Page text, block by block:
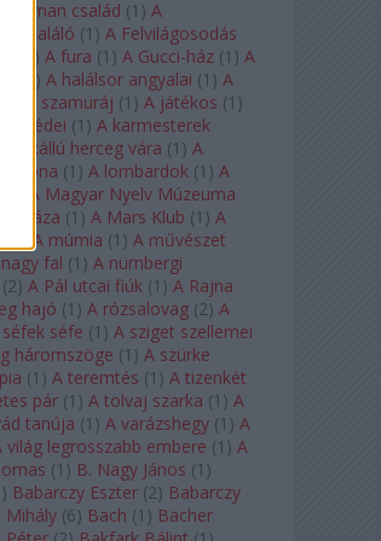
család (1 ) A
A feltaláló (1 ) A Felvilágosodás
) A fura (1 ) A Gucci-ház (1 ) A
) A halálsor angyalai (1 ) A
A hét szamuráj (1 ) A játékos (1 )
(1 ) A karmesterek
herceg vára (1 ) A
korona (1 ) A lombardok (1 ) A
A Magyar Nyelv Múzeuma
Háza (1 ) A Mars Klub (1 ) A
A múmia (1 ) A művészet
fal (1 ) A nürnbergi
(2) A Pál utcai fiúk (1 ) A Rajna
hajó (1 ) A rózsalovag (2) A
séfe (1 ) A sziget szellemei
háromszöge (1 ) A szürke
(1 ) A teremtés (1 ) A tizenkét
pár (1 ) A tolvaj szarka (1 ) A
tanúja (1 ) A varázshegy (1 ) A
világ legrosszabb embere (1 ) A
(1 ) B. Nagy János (1 )
) Babarczy Eszter (2) Babarczy
Mihály (6) Bach (1 ) Bächer